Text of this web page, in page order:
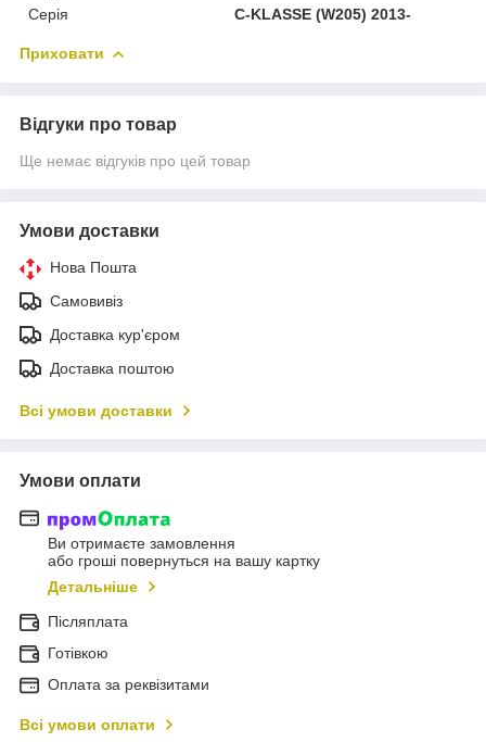
Серія
C-KLASSE (W205) 2013-
Приховати
Відгуки про товар
Ще немає відгуків про цей товар
Умови доставки
Нова Пошта
Самовивіз
Доставка кур'єром
Доставка поштою
Всі умови доставки
Умови оплати
Ви отримаєте замовлення
або гроші повернуться на вашу картку
Детальніше
Післяплата
Готівкою
Оплата за реквізитами
Всі умови оплати